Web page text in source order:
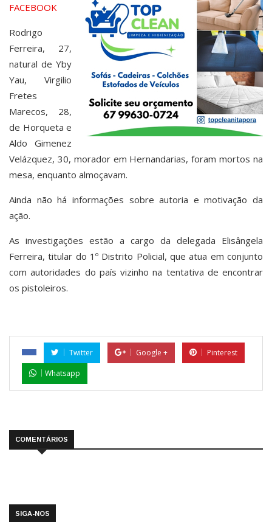
FACEBOOK
Rodrigo
Ferreira, 27,
natural de Yby
Yau, Virgilio
Fretes
Marecos, 28,
de Horqueta e
Aldo Gimenez
Velázquez, 30, morador em Hernandarias, foram mortos na
mesa, enquanto almoçavam.
Ainda não há informações sobre autoria e motivação da
ação.
As investigações estão a cargo da delegada Elisângela
Ferreira, titular do 1º Distrito Policial, que atua em conjunto
com autoridades do país vizinho na tentativa de encontrar
os pistoleiros.
Twitter Google +
Pinterest
Whatsapp
COMENTÁRIOS
SIGA-NOS